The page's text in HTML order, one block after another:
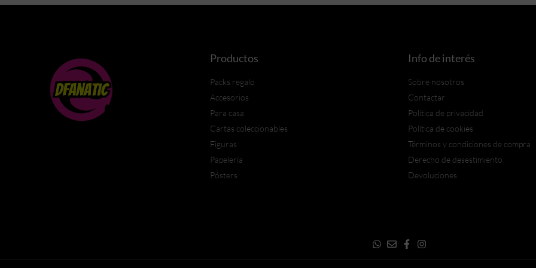
Productos
Packs regalo
Accesorios
Para casa
Cartas coleccionables
Figuras
Papelería
Pósters
Info de interés
Sobre nosotros
Contactar
Política de privacidad
Política de cookies
Términos y condiciones de compra
Derecho de desestimiento
Devoluciones